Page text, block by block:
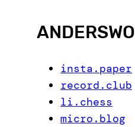
ANDERSWO
insta.paper
record.club
li.chess
micro.blog